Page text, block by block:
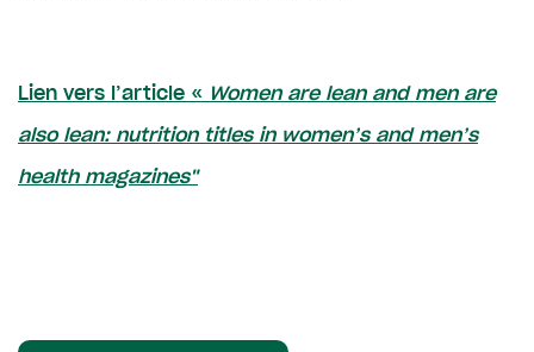
Lien vers l’article « Women are lean and men are
also lean: nutrition titles in women’s and men’s
health magazines"